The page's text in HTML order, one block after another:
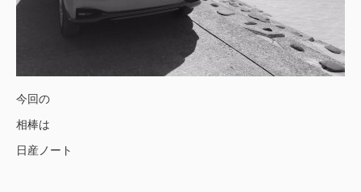
今回の
相棒は
日産ノート